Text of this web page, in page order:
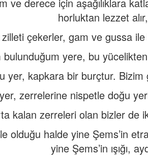
horluktan lezzet
çekerler, gam ve gussa ile
bulunduğum yere, bu
yer, kapkara bir burçtur. Bizim
zerrelerine nispetle doğu
kalan zerreleri olan bizler de
olduğu halde yine Şems’in
yine Şems’in ışığı,